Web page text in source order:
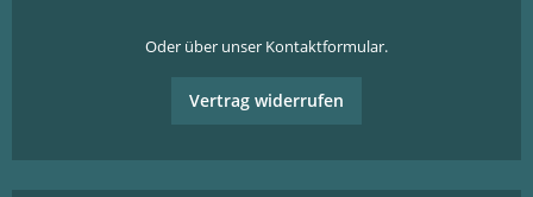
Oder über unser Kontaktformular.
Vertrag widerrufen